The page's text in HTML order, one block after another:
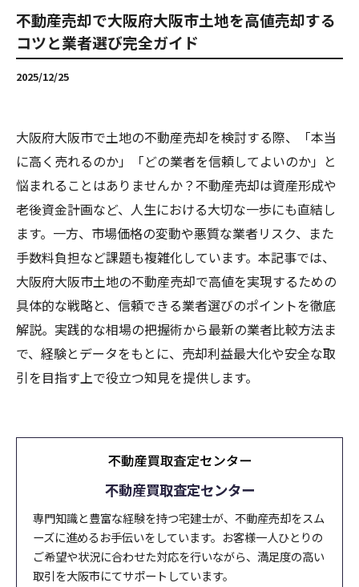
不動産売却で大阪府大阪市土地を高値売却する
コツと業者選び完全ガイド
2025/12/25
大阪府大阪市で土地の不動産売却を検討する際、「本当
に高く売れるのか」「どの業者を信頼してよいのか」と
悩まれることはありませんか？不動産売却は資産形成や
老後資金計画など、人生における大切な一歩にも直結し
ます。一方、市場価格の変動や悪質な業者リスク、また
手数料負担など課題も複雑化しています。本記事では、
大阪府大阪市土地の不動産売却で高値を実現するための
具体的な戦略と、信頼できる業者選びのポイントを徹底
解説。実践的な相場の把握術から最新の業者比較方法ま
で、経験とデータをもとに、売却利益最大化や安全な取
引を目指す上で役立つ知見を提供します。
不動産買取査定センター
専門知識と豊富な経験を持つ宅建士が、不動産売却をスム
ーズに進めるお手伝いをしています。お客様一人ひとりの
ご希望や状況に合わせた対応を行いながら、満足度の高い
取引を大阪市にてサポートしています。